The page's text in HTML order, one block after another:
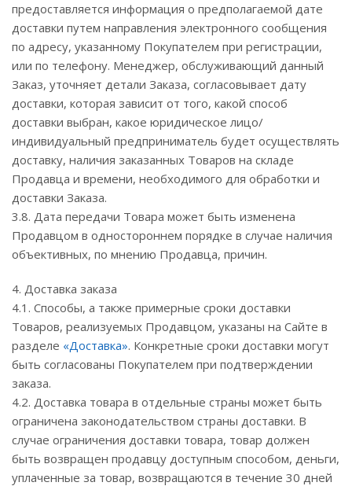
предоставляется информация о предполагаемой дате
доставки путем направления электронного сообщения
по адресу, указанному Покупателем при регистрации,
или по телефону. Менеджер, обслуживающий данный
Заказ, уточняет детали Заказа, согласовывает дату
доставки, которая зависит от того, какой способ
доставки выбран, какое юридическое лицо/
индивидуальный предприниматель будет осуществлять
доставку, наличия заказанных Товаров на складе
Продавца и времени, необходимого для обработки и
доставки Заказа.
3.8. Дата передачи Товара может быть изменена
Продавцом в одностороннем порядке в случае наличия
объективных, по мнению Продавца, причин.
4. Доставка заказа
4.1. Способы, а также примерные сроки доставки
Товаров, реализуемых Продавцом, указаны на Сайте в
разделе «Доставка». Конкретные сроки доставки могут
быть согласованы Покупателем при подтверждении
заказа.
4.2. Доставка товара в отдельные страны может быть
ограничена законодательством страны доставки. В
случае ограничения доставки товара, товар должен
быть возвращен продавцу доступным способом, деньги,
уплаченные за товар, возвращаются в течение 30 дней